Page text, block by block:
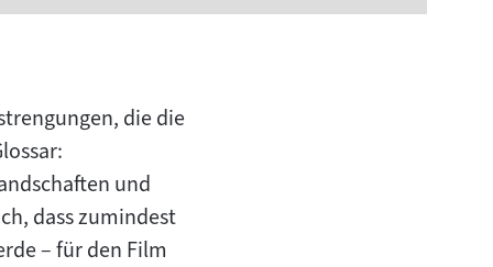
die die
und
dass zumindest
– für den Film